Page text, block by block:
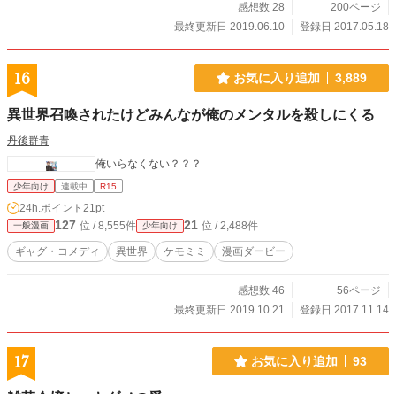
感想数 28
200ページ
最終更新日 2019.06.10
登録日 2017.05.18
16 お気に入り追加 3,889
異世界召喚されたけどみんなが俺のメンタルを殺しにくる
丹後群青
俺いらなくない？？？
少年向け 連載中 R15
24h.ポイント 21pt
一般漫画 127 位 / 8,555件 少年向け 21 位 / 2,488件
ギャグ・コメディ 異世界 ケモミミ 漫画ダービー
感想数 46
56ページ
最終更新日 2019.10.21
登録日 2017.11.14
17 お気に入り追加 93